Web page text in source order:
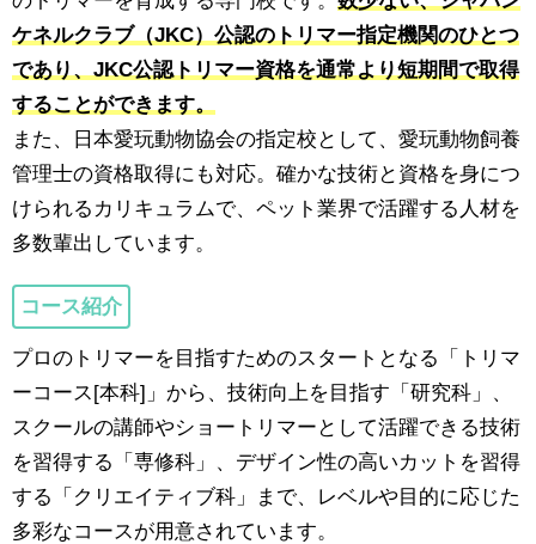
ケネルクラブ（JKC）公認のトリマー指定機関のひとつ
であり、JKC公認トリマー資格を通常より短期間で取得
することができます。
また、日本愛玩動物協会の指定校として、愛玩動物飼養
管理士の資格取得にも対応。確かな技術と資格を身につ
けられるカリキュラムで、ペット業界で活躍する人材を
多数輩出しています。
コース紹介
プロのトリマーを目指すためのスタートとなる「トリマ
ーコース[本科]」から、技術向上を目指す「研究科」、
スクールの講師やショートリマーとして活躍できる技術
を習得する「専修科」、デザイン性の高いカットを習得
する「クリエイティブ科」まで、レベルや目的に応じた
多彩なコースが用意されています。